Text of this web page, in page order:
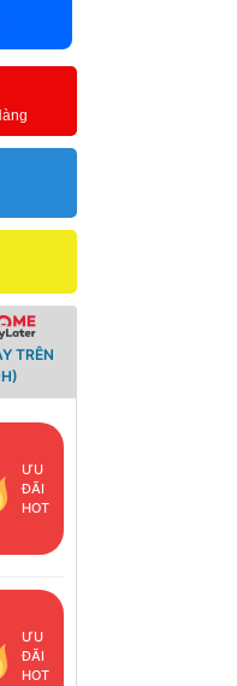
TRÊN
ƯU
ĐÃI
HOT
ƯU
ĐÃI
HOT